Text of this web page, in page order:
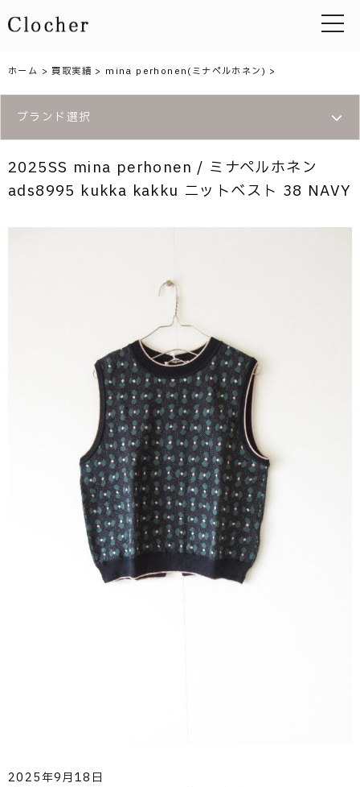
toggle
ホーム >買取実績 > mina perhonen(ミナペルホネン) >
ブランド選択
2025SS mina perhonen / ミナペルホネン
ads8995 kukka kakku ニットベスト 38 NAVY
2025年9月18日